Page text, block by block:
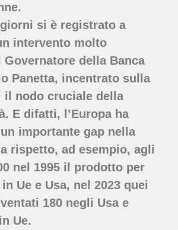
si è registrato a
intervento molto
Governatore della Banca
Panetta, incentrato sulla
nodo cruciale della
E difatti, l’Europa ha
importante gap nella
rispetto, ad esempio, agli
nel 1995 il prodotto per
Ue e Usa, nel 2023 quei
180 negli Usa e
Ue.